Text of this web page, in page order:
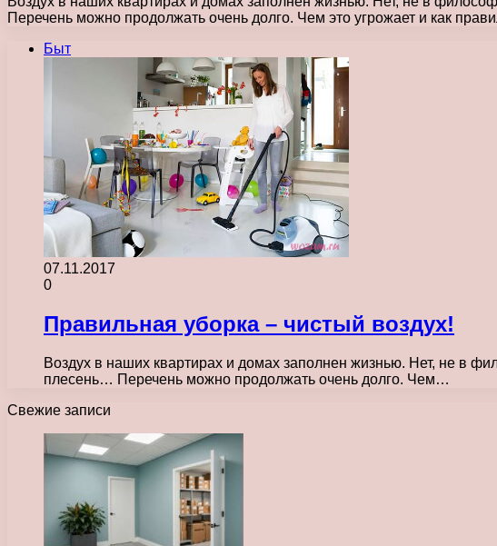
Перечень можно продолжать очень долго. Чем это угрожает и как
Быт
07.11.2017
0
Правильная уборка – чистый воздух!
Воздух в наших квартирах и домах заполнен жизнью. Нет, не в
плесень… Перечень можно продолжать очень долго. Чем…
Свежие записи